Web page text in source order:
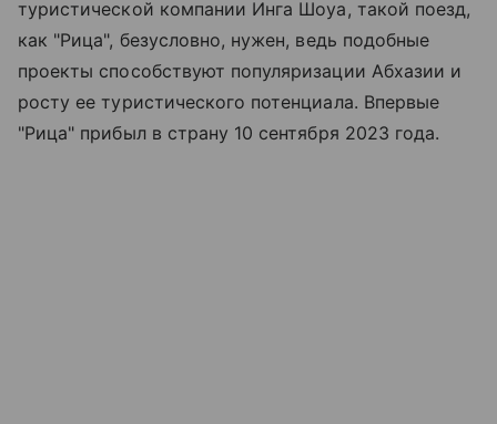
туристической компании Инга Шоуа, такой поезд,
как "Рица", безусловно, нужен, ведь подобные
проекты способствуют популяризации Абхазии и
росту ее туристического потенциала. Впервые
"Рица" прибыл в страну 10 сентября 2023 года.